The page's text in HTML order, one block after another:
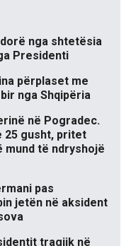
nga shtetësia
Presidenti
përplaset me
nga Shqipëria
në Pogradec.
25 gusht, pritet
mund të ndryshojë
pas
jetën në aksident
tragjik në